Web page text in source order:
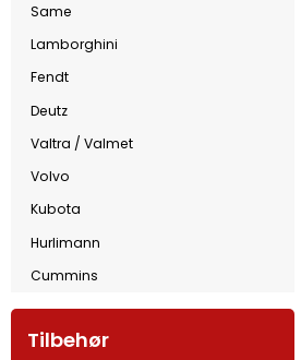
Same
Lamborghini
Fendt
Deutz
Valtra / Valmet
Volvo
Kubota
Hurlimann
Cummins
Tilbehør